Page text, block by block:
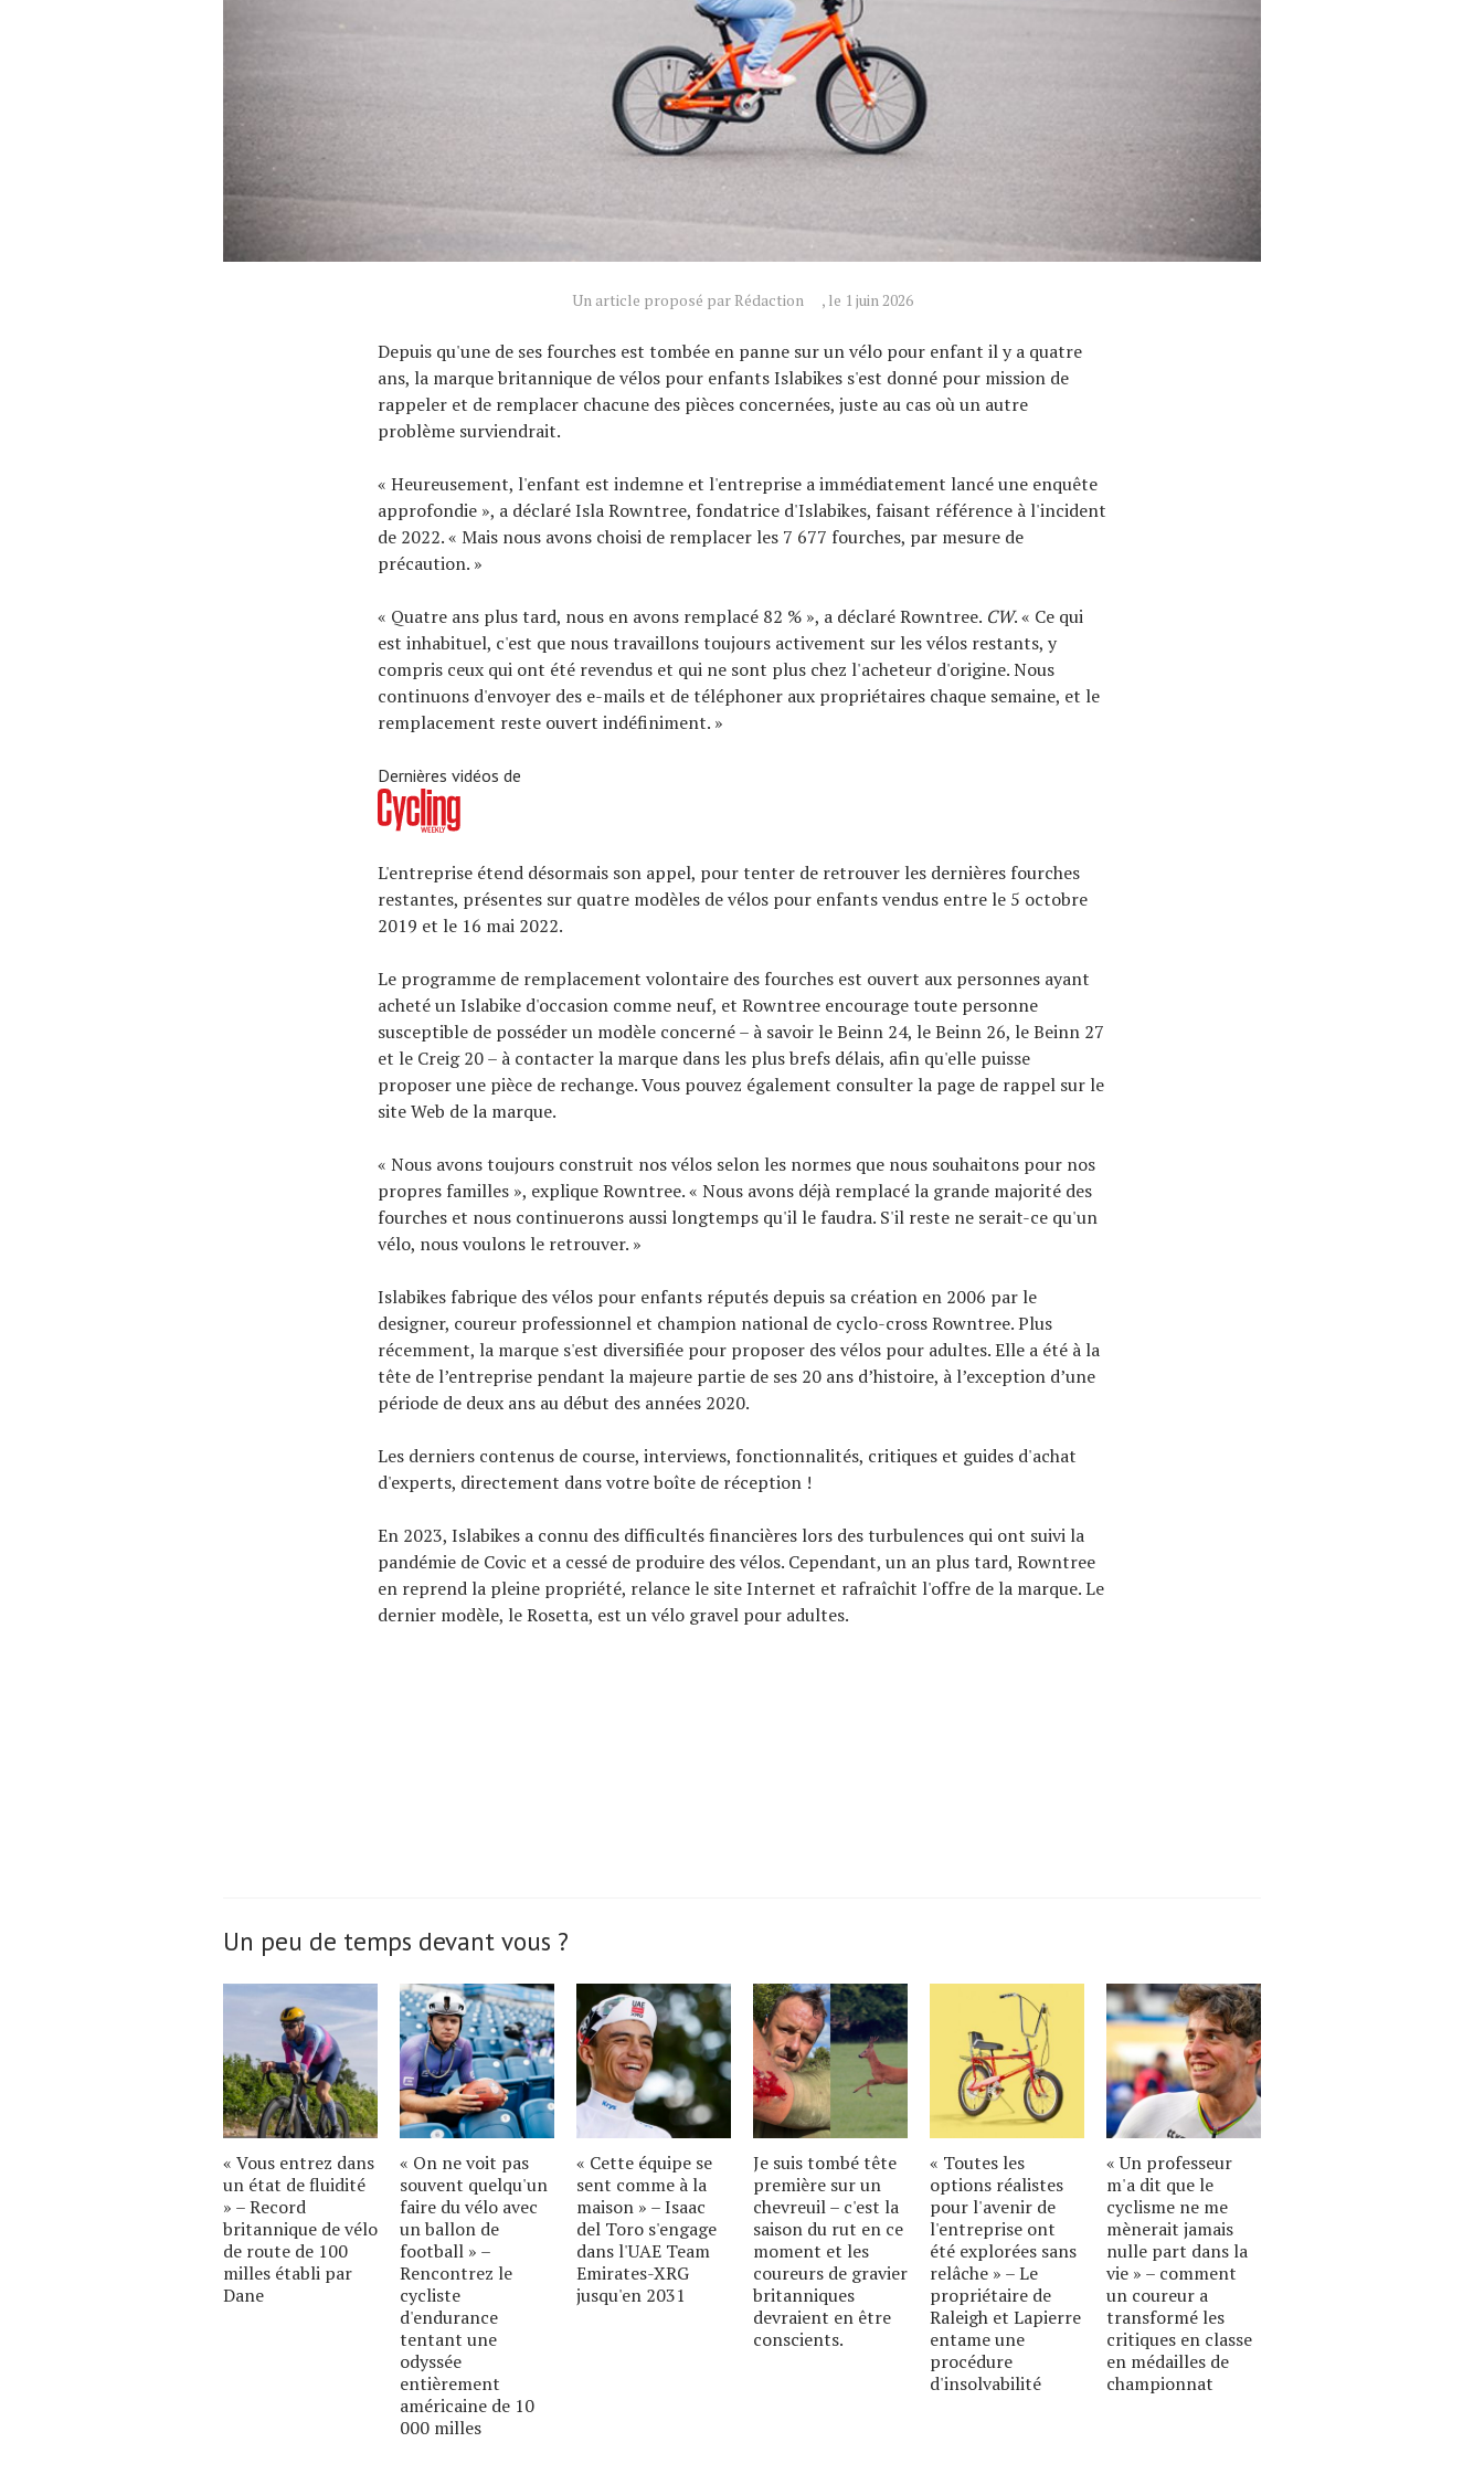
Un article proposé par Rédaction , le 1 juin 2026
Depuis qu'une de ses fourches est tombée en panne sur un vélo pour enfant il y a quatre
ans, la marque britannique de vélos pour enfants Islabikes s'est donné pour mission de
rappeler et de remplacer chacune des pièces concernées, juste au cas où un autre
problème surviendrait.
« Heureusement, l'enfant est indemne et l'entreprise a immédiatement lancé une enquête
approfondie », a déclaré Isla Rowntree, fondatrice d'Islabikes, faisant référence à l'incident
de 2022. « Mais nous avons choisi de remplacer les 7 677 fourches, par mesure de
précaution. »
« Quatre ans plus tard, nous en avons remplacé 82 % », a déclaré Rowntree. CW. « Ce qui
est inhabituel, c'est que nous travaillons toujours activement sur les vélos restants, y
compris ceux qui ont été revendus et qui ne sont plus chez l'acheteur d'origine. Nous
continuons d'envoyer des e-mails et de téléphoner aux propriétaires chaque semaine, et le
remplacement reste ouvert indéfiniment. »
Dernières vidéos de
L'entreprise étend désormais son appel, pour tenter de retrouver les dernières fourches
restantes, présentes sur quatre modèles de vélos pour enfants vendus entre le 5 octobre
2019 et le 16 mai 2022.
Le programme de remplacement volontaire des fourches est ouvert aux personnes ayant
acheté un Islabike d'occasion comme neuf, et Rowntree encourage toute personne
susceptible de posséder un modèle concerné – à savoir le Beinn 24, le Beinn 26, le Beinn 27
et le Creig 20 – à contacter la marque dans les plus brefs délais, afin qu'elle puisse
proposer une pièce de rechange. Vous pouvez également consulter la page de rappel sur le
site Web de la marque.
« Nous avons toujours construit nos vélos selon les normes que nous souhaitons pour nos
propres familles », explique Rowntree. « Nous avons déjà remplacé la grande majorité des
fourches et nous continuerons aussi longtemps qu'il le faudra. S'il reste ne serait-ce qu'un
vélo, nous voulons le retrouver. »
Islabikes fabrique des vélos pour enfants réputés depuis sa création en 2006 par le
designer, coureur professionnel et champion national de cyclo-cross Rowntree. Plus
récemment, la marque s'est diversifiée pour proposer des vélos pour adultes. Elle a été à la
tête de l’entreprise pendant la majeure partie de ses 20 ans d’histoire, à l’exception d’une
période de deux ans au début des années 2020.
Les derniers contenus de course, interviews, fonctionnalités, critiques et guides d'achat
d'experts, directement dans votre boîte de réception !
En 2023, Islabikes a connu des difficultés financières lors des turbulences qui ont suivi la
pandémie de Covic et a cessé de produire des vélos. Cependant, un an plus tard, Rowntree
en reprend la pleine propriété, relance le site Internet et rafraîchit l'offre de la marque. Le
dernier modèle, le Rosetta, est un vélo gravel pour adultes.
Un peu de temps devant vous ?
« Vous entrez dans
un état de fluidité
» – Record
britannique de vélo
de route de 100
milles établi par
Dane
« On ne voit pas
souvent quelqu'un
faire du vélo avec
un ballon de
football » –
Rencontrez le
cycliste
d'endurance
tentant une
odyssée
entièrement
américaine de 10
000 milles
« Cette équipe se
sent comme à la
maison » – Isaac
del Toro s'engage
dans l'UAE Team
Emirates-XRG
jusqu'en 2031
Je suis tombé tête
première sur un
chevreuil – c'est la
saison du rut en ce
moment et les
coureurs de gravier
britanniques
devraient en être
conscients.
« Toutes les
options réalistes
pour l'avenir de
l'entreprise ont
été explorées sans
relâche » – Le
propriétaire de
Raleigh et Lapierre
entame une
procédure
d'insolvabilité
« Un professeur
m'a dit que le
cyclisme ne me
mènerait jamais
nulle part dans la
vie » – comment
un coureur a
transformé les
critiques en classe
en médailles de
championnat